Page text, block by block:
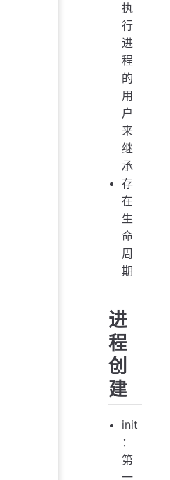
执
行
进
程
的
用
户
来
继
承
存
在
生
命
周
期
进
程
创
建
init
：
第
一